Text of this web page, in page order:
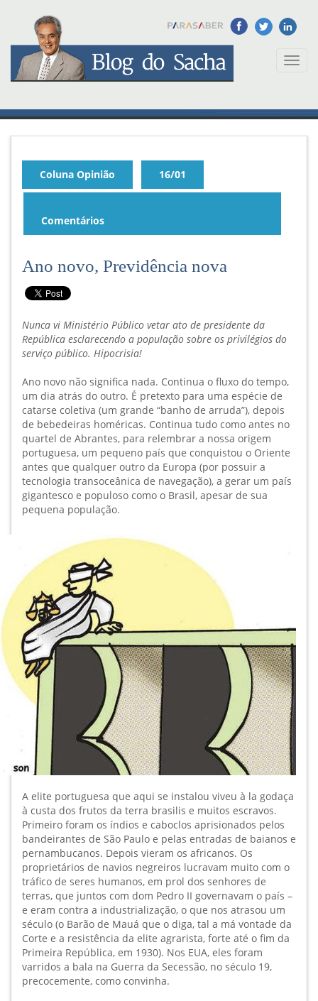
Toggle
Coluna Opinião 16/01
Comentários
Ano novo, Previdência nova
Nunca vi Ministério Público vetar ato de presidente da
República esclarecendo a população sobre os privilégios do
serviço público. Hipocrisia!
Ano novo não significa nada. Continua o fluxo do tempo,
um dia atrás do outro. É pretexto para uma espécie de
catarse coletiva (um grande “banho de arruda”), depois
de bebedeiras homéricas. Continua tudo como antes no
quartel de Abrantes, para relembrar a nossa origem
portuguesa, um pequeno país que conquistou o Oriente
antes que qualquer outro da Europa (por possuir a
tecnologia transoceânica de navegação), a gerar um país
gigantesco e populoso como o Brasil, apesar de sua
pequena população.
A elite portuguesa que aqui se instalou viveu à la godaça
à custa dos frutos da terra brasilis e muitos escravos.
Primeiro foram os índios e caboclos aprisionados pelos
bandeirantes de São Paulo e pelas entradas de baianos e
pernambucanos. Depois vieram os africanos. Os
proprietários de navios negreiros lucravam muito com o
tráfico de seres humanos, em prol dos senhores de
terras, que juntos com dom Pedro II governavam o país –
e eram contra a industrialização, o que nos atrasou um
século (o Barão de Mauá que o diga, tal a má vontade da
Corte e a resistência da elite agrarista, forte até o fim da
Primeira República, em 1930). Nos EUA, eles foram
varridos a bala na Guerra da Secessão, no século 19,
precocemente, como convinha.